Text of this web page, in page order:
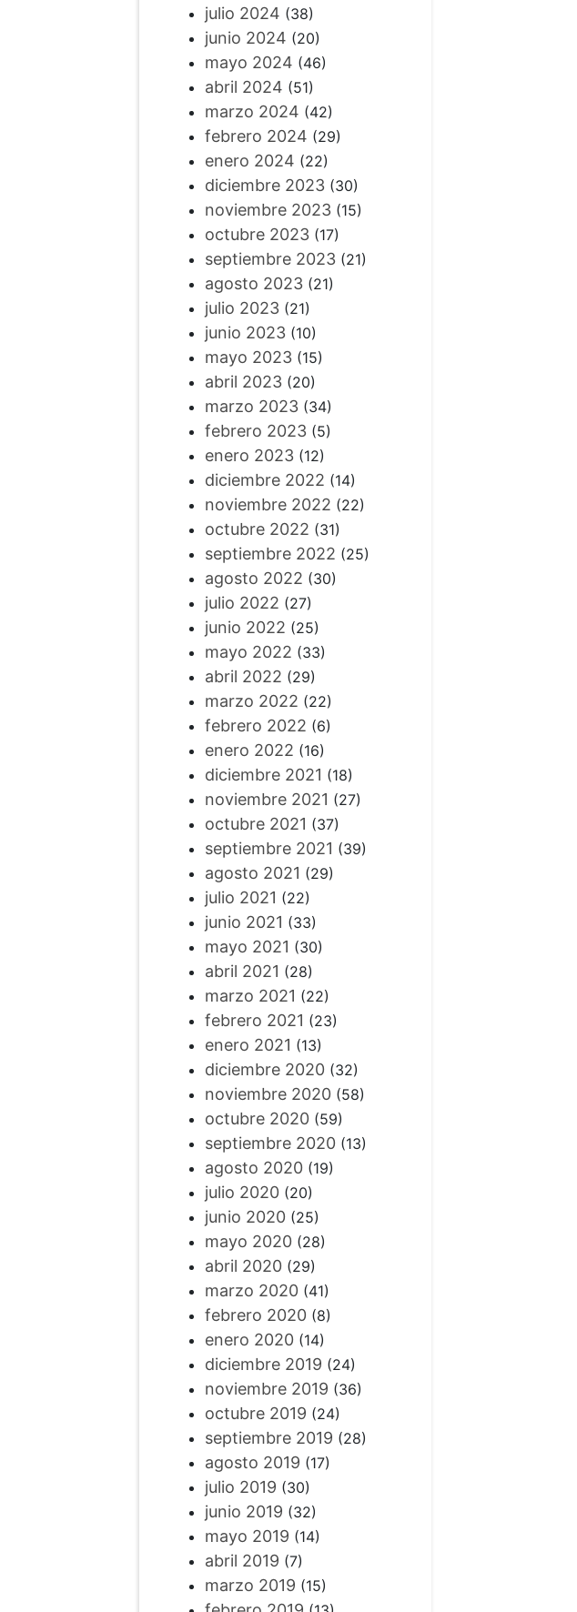
julio 2024 (38)
junio 2024 (20)
mayo 2024 (46)
abril 2024 (51)
marzo 2024 (42)
febrero 2024 (29)
enero 2024 (22)
diciembre 2023(30)
noviembre 2023(15)
octubre 2023(17)
septiembre 2023(21)
agosto 2023(21)
julio 2023(21)
junio 2023(10)
mayo 2023(15)
abril 2023(20)
marzo 2023(34)
febrero 2023(5)
enero 2023(12)
diciembre 2022 (14)
noviembre 2022 (22)
octubre 2022 (31)
septiembre 2022 (25)
agosto 2022 (30)
julio 2022 (27)
junio 2022 (25)
mayo 2022 (33)
abril 2022 (29)
marzo 2022 (22)
febrero 2022 (6)
enero 2022 (16)
diciembre 2021 (18)
noviembre 2021 (27)
octubre 2021 (37)
septiembre 2021 (39)
agosto 2021 (29)
julio 2021 (22)
junio 2021 (33)
mayo 2021 (30)
abril 2021 (28)
marzo 2021 (22)
febrero 2021 (23)
enero 2021 (13)
diciembre 2020(32)
noviembre 2020(58)
octubre 2020(59)
septiembre 2020(13)
agosto 2020(19)
julio 2020(20)
junio 2020(25)
mayo 2020(28)
abril 2020(29)
marzo 2020(41)
febrero 2020(8)
enero 2020(14)
diciembre 2019 (24)
noviembre 2019 (36)
octubre 2019 (24)
septiembre 2019 (28)
agosto 2019 (17)
julio 2019 (30)
junio 2019 (32)
mayo 2019 (14)
abril 2019 (7)
marzo 2019 (15)